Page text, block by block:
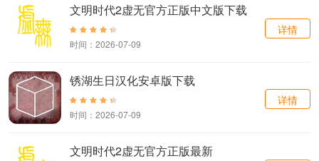
文明时代2虚无官方正版中文版下载
时间：2026-07-09
详情
锈湖生日汉化安卓版下载
时间：2026-07-09
详情
文明时代2虚无官方正版最新